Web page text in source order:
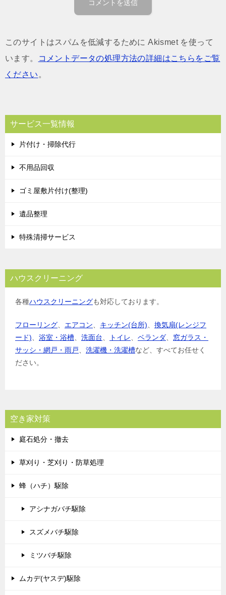
このサイトはスパムを低減するために Akismet を使って
います。
コメントデータの処理方法の詳細はこちらをご覧
ください 。
サービス一覧情報
片付け・掃除代行
不用品回収
ゴミ屋敷片付け(整理)
遺品整理
特殊清掃サービス
ハウスクリーニング
各種ハウスクリーニングも対応しております。
フローリング エアコン キッチン(台所)
換気扇(レンジフ
ード)
浴室・浴槽 洗面台 トイレ ベランダ
窓ガラス・
サッシ・網戸・雨戸
洗濯機・洗濯槽など、すべてお任せく
ださい。
空き家対策
庭石処分・撤去
草刈り・芝刈り・防草処理
蜂（ハチ）駆除
アシナガバチ駆除
スズメバチ駆除
ミツバチ駆除
ムカデ(ヤスデ)駆除